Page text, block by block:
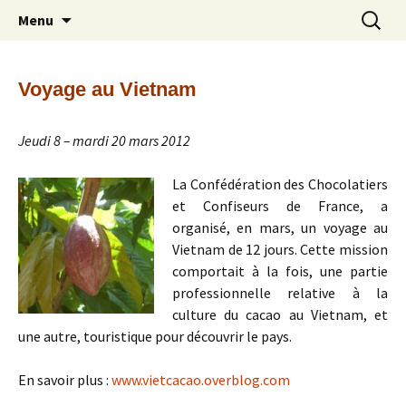
Les Mordus de Chocolat
Découverte et partage du chocolat –
Amateurs de chocolat
Menu
Voyage au Vietnam
Jeudi 8–mardi 20 mars 2012
La Confédération des Chocolatiers
et Confiseurs de France, a
organisé, en mars, un voyage au
Vietnam de 12 jours. Cette mission
comportait à la fois, une partie
professionnelle relative à la
culture du cacao au Vietnam, et
une autre, touristique pour découvrir le pays.
En savoir plus : www.vietcacao.overblog.com